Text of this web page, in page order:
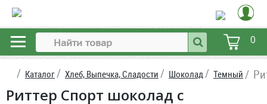
0
Каталог Хлеб, Выпечка, Сладости Шоколад Темный
Риттер Спорт шоколад с